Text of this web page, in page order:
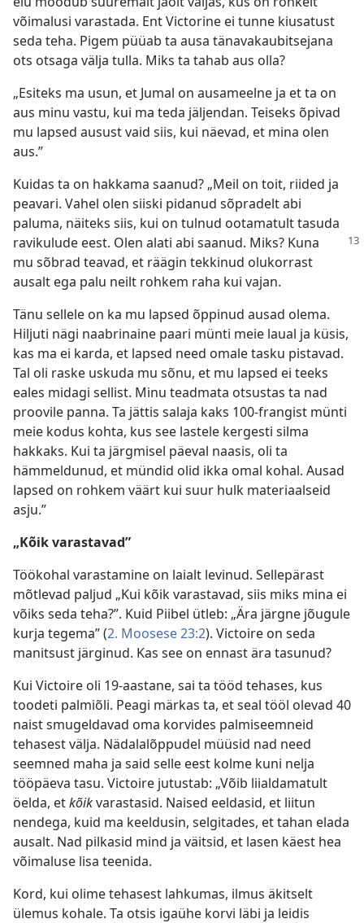
võimalusi varastada. Ent Victorine ei tunne kiusatust
seda teha. Pigem püüab ta ausa tänavakaubitsejana
ots otsaga välja tulla. Miks ta tahab aus olla?
„Esiteks ma usun, et Jumal on ausameelne ja et ta on
aus minu vastu, kui ma teda jäljendan. Teiseks õpivad
mu lapsed ausust vaid siis, kui näevad, et mina olen
aus.”
Kuidas ta on hakkama saanud? „Meil on toit, riided ja
peavari. Vahel olen siiski pidanud sõpradelt abi
paluma, näiteks siis, kui on tulnud ootamatult tasuda
ravikulude eest. Olen alati abi saanud. Miks? Kuna
mu sõbrad teavad, et räägin tekkinud olukorrast
ausalt ega palu neilt rohkem raha kui vajan.
Tänu sellele on ka mu lapsed õppinud ausad olema.
Hiljuti nägi naabrinaine paari münti meie laual ja küsis,
kas ma ei karda, et lapsed need omale tasku pistavad.
Tal oli raske uskuda mu sõnu, et mu lapsed ei teeks
eales midagi sellist. Minu teadmata otsustas ta nad
proovile panna. Ta jättis salaja kaks 100-frangist münti
meie kodus kohta, kus see lastele kergesti silma
hakkaks. Kui ta järgmisel päeval naasis, oli ta
hämmeldunud, et mündid olid ikka omal kohal. Ausad
lapsed on rohkem väärt kui suur hulk materiaalseid
asju.”
„Kõik varastavad”
Töökohal varastamine on laialt levinud. Sellepärast
mõtlevad paljud „Kui kõik varastavad, siis miks mina ei
võiks seda teha?”. Kuid Piibel ütleb: „Ära järgne jõugule
kurja tegema” (2. Moosese 23:2). Victoire on seda
manitsust järginud. Kas see on ennast ära tasunud?
Kui Victoire oli 19-aastane, sai ta tööd tehases, kus
toodeti palmiõli. Peagi märkas ta, et seal tööl olevad 40
naist smugeldavad oma korvides palmiseemneid
tehasest välja. Nädalalõppudel müüsid nad need
seemned maha ja said selle eest kolme kuni nelja
tööpäeva tasu. Victoire jutustab: „Võib liialdamatult
öelda, etkõikvarastasid. Naised eeldasid, et liitun
nendega, kuid ma keeldusin, selgitades, et tahan elada
ausalt. Nad pilkasid mind ja väitsid, et lasen käest hea
võimaluse lisa teenida.
Kord, kui olime tehasest lahkumas, ilmus äkitselt
ülemus kohale. Ta otsis igaühe korvi läbi ja leidis